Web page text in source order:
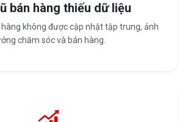
bán hàng thiếu dữ liệu
không được cập nhật tập trung, ảnh
chăm sóc và bán hàng.